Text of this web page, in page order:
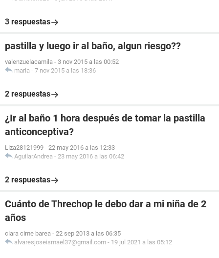
3 respuestas
pastilla y luego ir al baño, algun riesgo??
valenzuelacamila - 3 nov 2015 a las 00:52
maria - 7 nov 2015 a las 18:36
2 respuestas
¿Ir al baño 1 hora después de tomar la pastilla
anticonceptiva?
Liza28121999 - 22 may 2016 a las 12:33
AguilarAndrea - 23 may 2016 a las 06:42
2 respuestas
Cuánto de Threchop le debo dar a mi niña de 2
años
clara cime barea - 22 sep 2013 a las 06:35
alvaresjoseismael37@gmail.com - 19 jul 2021 a las 05:12